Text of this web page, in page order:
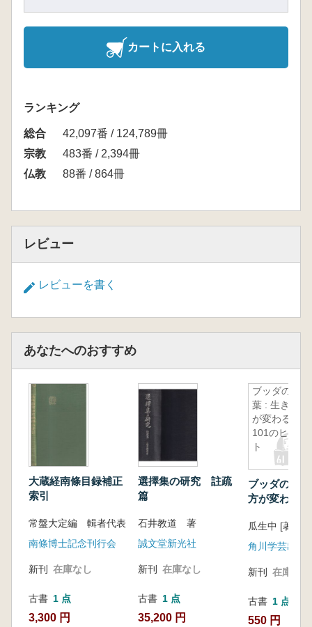
カートに入れる
ランキング
総合
42,097番 / 124,789冊
宗教
483番 / 2,394冊
仏教
88番 / 864冊
レビュー
レビューを書く
あなたへのおすすめ
大蔵経南條目録補正
索引
常盤大定編 輯者代表
南條博士記念刊行会
新刊 在庫なし
古書 1 点
3,300 円
選擇集の研究 註疏
篇
石井教道 著
誠文堂新光社
新刊 在庫なし
古書 1 点
35,200 円
ブッダの言
葉 : 生き方
が変わる
101のヒン
ト
ブッダの言
方が変わる
瓜生中 [著]
角川学芸出版
新刊 在庫なし
古書 1 点
550 円